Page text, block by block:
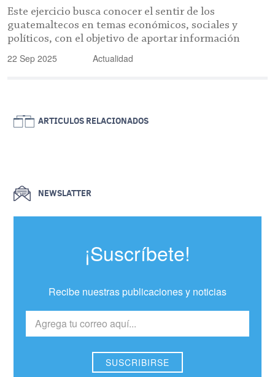
Este ejercicio busca conocer el sentir de los
guatemaltecos en temas económicos, sociales y
políticos, con el objetivo de aportar información
22 Sep 2025 Actualidad
ARTICULOS RELACIONADOS
NEWSLATTER
¡Suscríbete!
Recibe nuestras publicaciones y noticias